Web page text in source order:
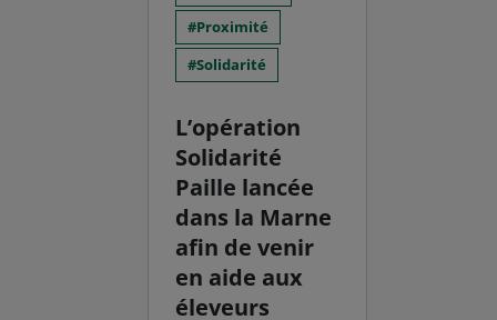
Proximité
Solidarité
L’opération
Solidarité
Paille lancée
dans la Marne
afin de venir
en aide aux
éleveurs